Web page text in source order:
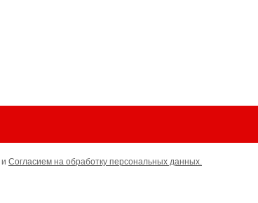
и Согласием на обработку персональных данных.